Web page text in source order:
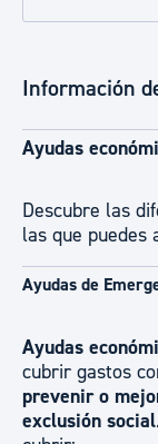
Información
Ayudas
Descubre las
las que puedes
Ayudas de
Ayudas
cubrir gastos
prevenir o
exclusión social